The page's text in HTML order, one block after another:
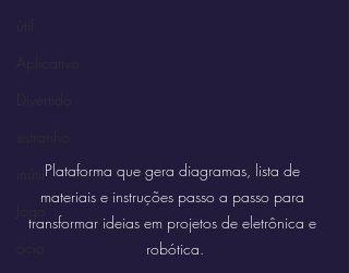
Plataforma que gera diagramas, lista de
materiais e instruções passo a passo para
transformar ideias em projetos de eletrônica e
robótica.